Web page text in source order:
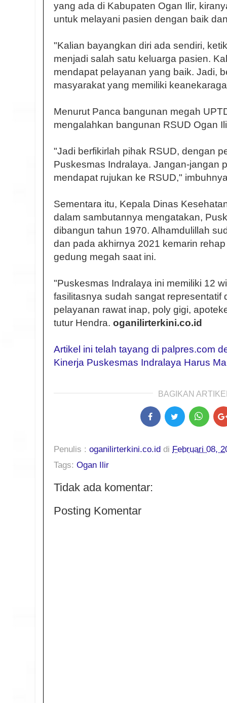
yang ada di Kabupaten Ogan Ilir,
untuk melayani pasien dengan baik
"Kalian bayangkan diri ada sendiri,
menjadi salah satu keluarga pasien.
mendapat pelayanan yang baik. Jadi,
masyarakat yang memiliki
Menurut Panca bangunan megah
mengalahkan bangunan RSUD Ogan
"Jadi berfikirlah pihak RSUD, dengan
Puskesmas Indralaya. Jangan-jangan
mendapat rujukan ke RSUD,"
Sementara itu, Kepala Dinas
dalam sambutannya mengatakan,
dibangun tahun 1970. Alhamdulillah
dan pada akhirnya 2021 kemarin
gedung megah saat ini.
"Puskesmas Indralaya ini memiliki 12
fasilitasnya sudah sangat representatif
pelayanan rawat inap, poly gigi,
tutur Hendra. oganilirterkini.co.id
Artikel ini telah tayang di palpres.com
Kinerja Puskesmas Indralaya Harus
BAGIKAN
Penulis : oganilirterkini.co.id di Februari 08,
Tags: Ogan Ilir
Tidak ada komentar:
Posting Komentar